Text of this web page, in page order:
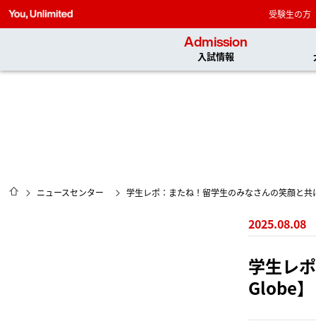
受験生の方
Admission
入試情報
HOME
ニュースセンター 学生レポ：またね！留学生のみなさんの笑顔と共
2025.08.08
学生レ
Globe】